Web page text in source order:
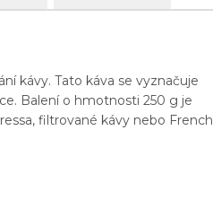
kávy. Tato káva se vyznačuje
Balení o hmotnosti 250 g je
filtrované kávy nebo French